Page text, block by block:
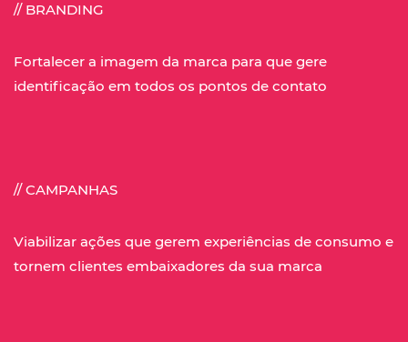
// BRANDING
Fortalecer a imagem da marca para que gere
identificação em todos os pontos de contato
// CAMPANHAS
Viabilizar ações que gerem experiências de consumo e
tornem clientes embaixadores da sua marca